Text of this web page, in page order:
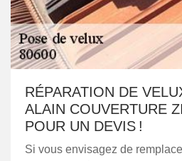
RÉPARATION DE
ALAIN COUVERTURE
POUR UN DEVIS !
Si vous envisagez de